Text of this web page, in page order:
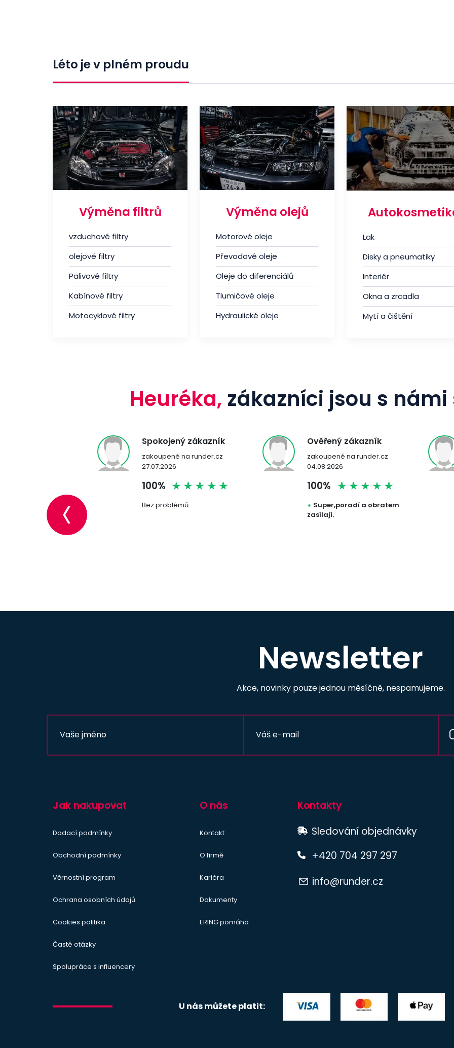
Léto je v plném proudu
Výměna filtrů
vzduchové filtry
olejové filtry
Palivové filtry
Kabínové filtry
Motocyklové filtry
Výměna olejů
Motorové oleje
Převodové oleje
Oleje do diferenciálů
Tlumičové oleje
Hydraulické oleje
Lak
Disky a pneumatiky
Interiér
Okna a zrcadla
Mytí a čištění
Heuréka, zákazníci jsou s
Ověřený zákazník
zakoupené na runder.cz
04.08.2026
100%
+Super,poradí a obratem
Spokojený odběratel
zakoupené na runder.cz
05.08.2026
100%
Že zboží je čerstvé a že došlo
rychle je dobrá věc. Ale co jsem
‹
Newsletter
Akce, novinky pouze jednou měsíčně, nespamujeme.
Jak nakupovat
Dodací podmínky
Obchodní podmínky
Věrnostní program
Ochrana osobních údajů
Cookies politika
Časté otázky
Spolupráce s influencery
O nás
Kontakt
O firmě
Kariéra
Dokumenty
ERING pomáhá
Kontakty
Sledování objednávky
+420 704 297 297
info@runder.cz
U nás můžete platit: